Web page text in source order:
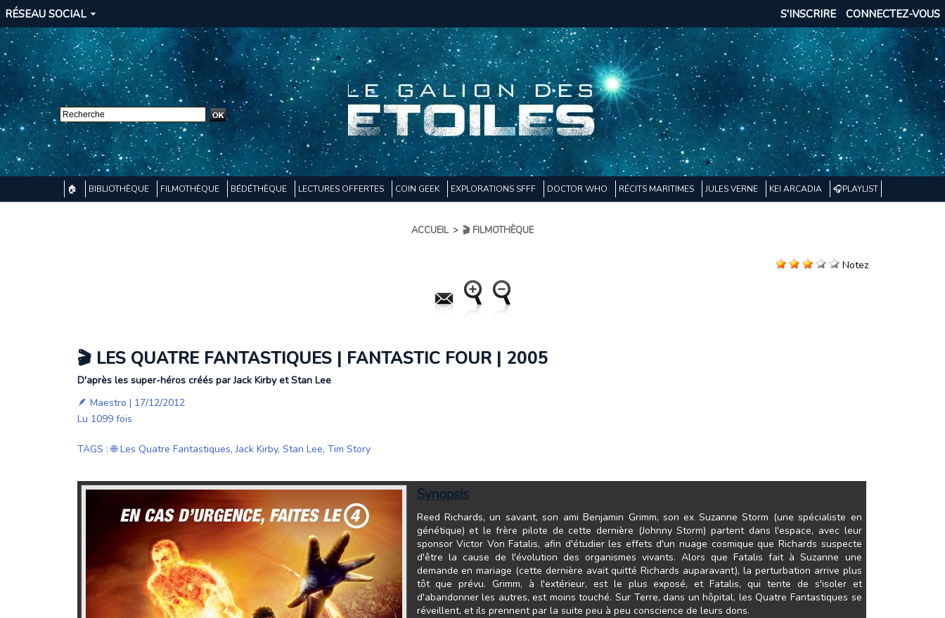
RÉSEAU SOCIAL CONNECTEZ-VOUS
S'INSCRIRE
🏠 BIBLIOTHÈQUE FILMOTHÈQUE BÉDÉTHÈQUE LECTURES OFFERTES COIN GEEK EXPLORATIONS SFFF DOCTOR WHO RÉCITS MARITIMES JULES VERNE KEI ARCADIA 🎧PLAYLIST
ACCUEIL > 🎬 FILMOTHÈQUE
Notez
🎬 LES QUATRE FANTASTIQUES | FANTASTIC FOUR | 2005
D'après les super-héros créés par Jack Kirby et Stan Lee
🪶 Maestro | 17/12/2012
Lu 1099 fois
TAGS :🌐 Les Quatre Fantastiques,Jack Kirby, Stan Lee, Tim Story
Synopsis
Reed Richards, un savant, son ami Benjamin Grimm, son ex Suzanne Storm (une spécialiste en
génétique) et le frère pilote de cette dernière (Johnny Storm) partent dans l'espace, avec leur
sponsor Victor Von Fatalis, afin d'étudier les effets d'un nuage cosmique que Richards suspecte
d'être la cause de l'évolution des organismes vivants. Alors que Fatalis fait à Suzanne une
demande en mariage (cette dernière avait quitté Richards auparavant), la perturbation arrive plus
tôt que prévu. Grimm, à l'extérieur, est le plus exposé, et Fatalis, qui tente de s'isoler et
d'abandonner les autres, est moins touché. Sur Terre, dans un hôpital, les Quatre Fantastiques se
réveillent, et ils prennent par la suite peu à peu conscience de leurs dons.